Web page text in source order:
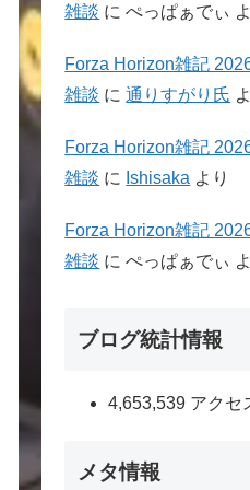
雑談 にぺっぱぁでぃ
Forza Horizon雑記
雑談 に通りすがり氏
Forza Horizon雑記
雑談 に Ishisaka より
Forza Horizon雑記
雑談 にぺっぱぁでぃ
ブログ統計情報
4,653,539 アクセ
メタ情報